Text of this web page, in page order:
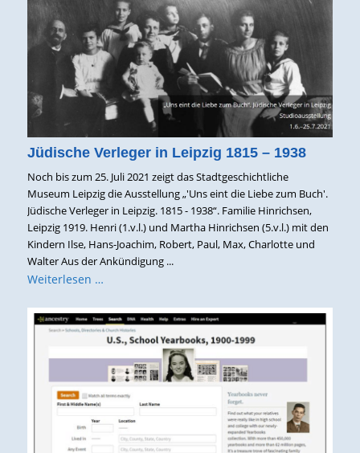
Jüdische Verleger in Leipzig 1815 – 1938
Noch bis zum 25. Juli 2021 zeigt das Stadtgeschichtliche
Museum Leipzig die Ausstellung „'Uns eint die Liebe zum Buch'.
Jüdische Verleger in Leipzig. 1815 - 1938“. Familie Hinrichsen,
Leipzig 1919. Henri (1.v.l.) und Martha Hinrichsen (5.v.l.) mit den
Kindern Ilse, Hans-Joachim, Robert, Paul, Max, Charlotte und
Walter Aus der Ankündigung ...
Weiterlesen …